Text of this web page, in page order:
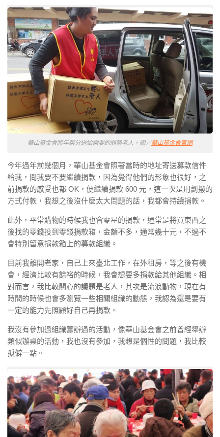
華山基金會將年菜分送給需要的弱勢老人。圖／華山基金會官網
今年過年前幾個月，華山基金會照著當時的地址寄送募款信件
給我，問我要不要繼續捐款，因為覺得他們的形象也很好，之
前捐款的感受也都 OK，便繼續捐款 600 元，這一次是用劃撥的
方式付款，我想之後沒什麼太大問題的話，我都會持續捐款。
此外，平常購物的時候我也會零星的捐款，通常是將買東西之
後找的零錢投到零錢捐款箱，金額不多，通常幾十元，不過不
會特別留意捐款箱上的募款組織。
目前我離開老家，自己上來臺北工作，在外租房，等之後有機
會，經濟比較有餘裕的時候，我會想要多捐款給其他組織。相
對而言，我比較關心的議題是老人，其次是流浪動物，現在有
時間的時候也會多瀏覽一些相關組織的動態，我認為還是要有
一定的能力先照顧好自己再捐款。
我沒有參加過組織籌辦過的活動，像華山基金會之前曾經舉辦
類似辦桌的活動，我也沒有參加，我想是個性的問題，我比較
孤僻一點。